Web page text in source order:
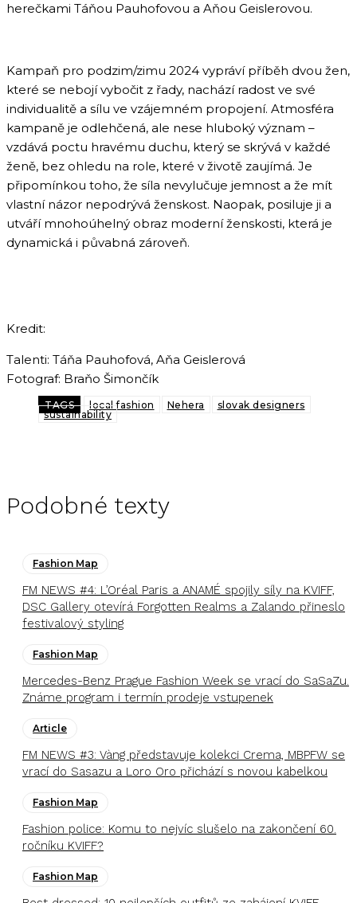
herečkami Táňou Pauhofovou a Aňou Geislerovou.
Kampaň pro podzim/zimu 2024 vypráví příběh dvou žen,
které se nebojí vybočit z řady, nachází radost ve své
individualitě a sílu ve vzájemném propojení. Atmosféra
kampaně je odlehčená, ale nese hluboký význam –
vzdává poctu hravému duchu, který se skrývá v každé
ženě, bez ohledu na role, které v životě zaujímá. Je
připomínkou toho, že síla nevylučuje jemnost a že mít
vlastní názor nepodrývá ženskost. Naopak, posiluje ji a
utváří mnohoúhelný obraz moderní ženskosti, která je
dynamická i půvabná zároveň.
Kredit:
Talenti: Táňa Pauhofová, Aňa Geislerová
Fotograf: Braňo Šimončík
TAGS local fashion Nehera
slovak designers
sustainability
Podobné texty
Fashion Map
FM NEWS #4: L’Oréal Paris a ANAMÉ spojily síly na KVIFF,
DSC Gallery otevírá Forgotten Realms a Zalando přineslo
festivalový styling
Fashion Map
Mercedes-Benz Prague Fashion Week se vrací do SaSaZu.
Známe program i termín prodeje vstupenek
Article
FM NEWS #3: Vàng představuje kolekci Crema, MBPFW se
vrací do Sasazu a Loro Oro přichází s novou kabelkou
Fashion Map
Fashion police: Komu to nejvíc slušelo na zakončení 60.
ročníku KVIFF?
Fashion Map